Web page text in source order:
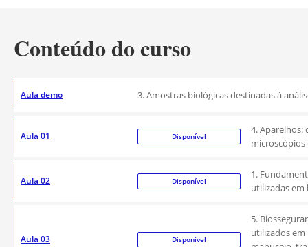
Conteúdo do curso
Aula demo 3. Amostras biológicas destinadas à
Aula 01 Disponível
4. Aparelhos:
microscópios
Aula 02 Disponível
1.
utilizadas
Aula 03 Disponível
5.
utilizados em